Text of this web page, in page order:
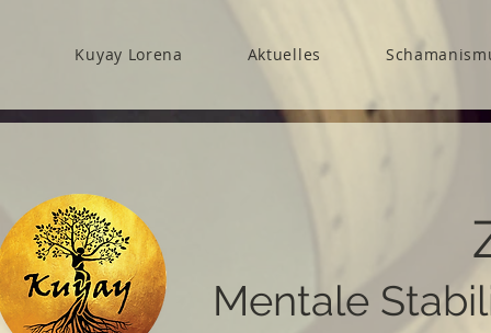
Kuyay Lorena Aktuelles
Mentale